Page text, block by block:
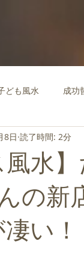
ども風水 成功
ー風水 縁をつ
める風水 風水
ス 創造性を高
風水
の
い！
8日 読了時間: 2分